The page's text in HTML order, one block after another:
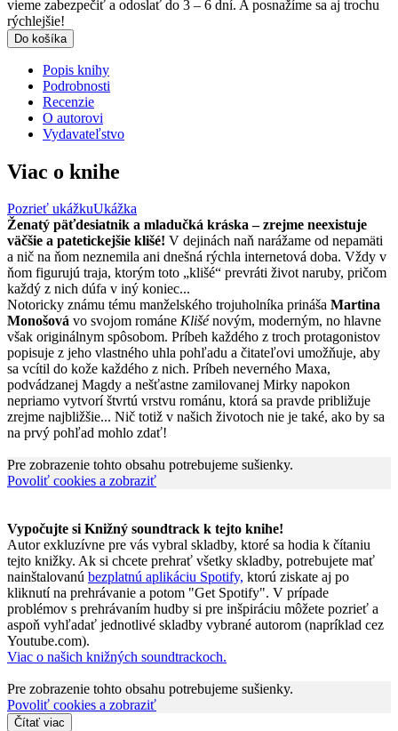
vieme zabezpečiť a odoslať do 3 – 6 dní. A posnažíme sa aj trochu
rýchlejšie!
Do košíka
Popis knihy
Podrobnosti
Recenzie
O autorovi
Vydavateľstvo
Viac o knihe
Pozrieť ukážkuUkážka
Ženatý päťdesiatnik a mladučká kráska – zrejme neexistuje
väčšie a patetickejšie klišé! V dejinách naň narážame od nepamäti
a nič na ňom neznemila ani dnešná rýchla internetová doba. Vždy v
ňom figurujú traja, ktorým toto „klišé“ prevráti život naruby, pričom
každý z nich dúfa v iný koniec...
Notoricky známu tému manželského trojuholníka prináša Martina
Monošová vo svojom románe Klišénovým, moderným, no hlavne
však originálnym spôsobom. Príbeh každého z troch protagonistov
popisuje z jeho vlastného uhla pohľadu a čitateľovi umožňuje, aby
sa vcítil do kože každého z nich. Príbeh neverného Maxa,
podvádzanej Magdy a nešťastne zamilovanej Mirky napokon
nepriamo vytvorí štvrtú vrstvu románu, ktorá sa pravde približuje
zrejme najbližšie... Nič totiž v našich životoch nie je také, ako by sa
na prvý pohľad mohlo zdať!
Pre zobrazenie tohto obsahu potrebujeme sušienky.
Povoliť cookies a zobraziť
Vypočujte si Knižný soundtrack k tejto knihe!
Autor exkluzívne pre vás vybral skladby, ktoré sa hodia k čítaniu
tejto knižky. Ak si chcete prehrať všetky skladby, potrebujete mať
nainštalovanú bezplatnú aplikáciu Spotify, ktorú ziskate aj po
kliknutí na prehrávanie a potom "Get Spotify". V prípade
problémov s prehrávaním hudby si pre inšpiráciu môžete pozrieť a
aspoň vyhľadať jednotlivé skladby vybrané autorom (napríklad cez
Youtube.com).
Viac o našich knižných soundtrackoch.
Pre zobrazenie tohto obsahu potrebujeme sušienky.
Povoliť cookies a zobraziť
Čítať viac